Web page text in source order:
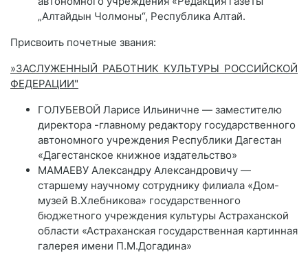
„Алтайдын Чолмоны“, Республика Алтай.
Присвоить почетные звания:
»ЗАСЛУЖЕННЫЙ РАБОТНИК КУЛЬТУРЫ РОССИЙСКОЙ
ФЕДЕРАЦИИ"
ГОЛУБЕВОЙ Ларисе Ильиничне — заместителю
директора -главному редактору государственного
автономного учреждения Республики Дагестан
«Дагестанское книжное издательство»
МАМАЕВУ Александру Александровичу —
старшему научному сотруднику филиала «Дом-
музей В.Хлебникова» государственного
бюджетного учреждения культуры Астраханской
области «Астраханская государственная картинная
галерея имени П.М.Догадина»